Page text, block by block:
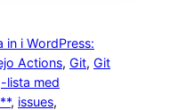
i WordPress:
Actions, Git, Git
lista med
, issues